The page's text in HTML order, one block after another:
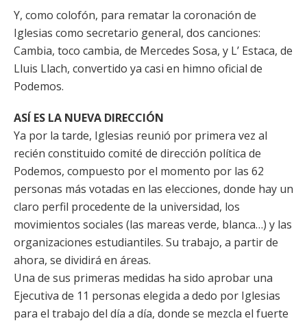
Y, como colofón, para rematar la coronación de
Iglesias como secretario general, dos canciones:
Cambia, toco cambia, de Mercedes Sosa, y L’ Estaca, de
Lluis Llach, convertido ya casi en himno oficial de
Podemos.
ASÍ ES LA NUEVA DIRECCIÓN
Ya por la tarde, Iglesias reunió por primera vez al
recién constituido comité de dirección política de
Podemos, compuesto por el momento por las 62
personas más votadas en las elecciones, donde hay un
claro perfil procedente de la universidad, los
movimientos sociales (las mareas verde, blanca…) y las
organizaciones estudiantiles. Su trabajo, a partir de
ahora, se dividirá en áreas.
Una de sus primeras medidas ha sido aprobar una
Ejecutiva de 11 personas elegida a dedo por Iglesias
para el trabajo del día a día, donde se mezcla el fuerte